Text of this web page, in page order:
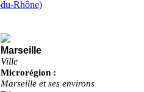
Marseille
Ville
Microrégion :
Marseille et ses environs